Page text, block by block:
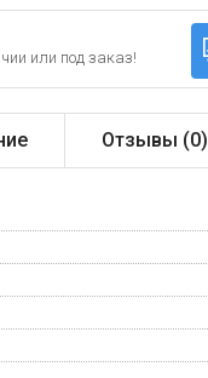
или под заказ!
Отзывы (0)